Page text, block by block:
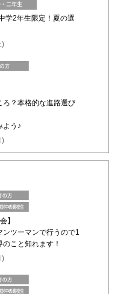
学2年生限定！夏の選
)
ろ？本格的な進路選び
よう♪
)
】
ツーマンで行うので1
こと知れます！
)